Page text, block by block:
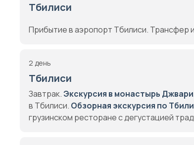
Тбилиси
Прибытие в аэропорт Тбилиси. Трансфер
2 день
Тбилиси
Завтрак.Экскурсия в монастырь
в Тбилиси. Обзорная экскурсия по
грузинском ресторане с дегустацией